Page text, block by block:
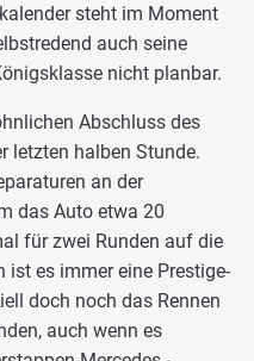
steht im Moment
auch seine
nicht planbar.
Abschluss des
letzten halben Stunde.
an der
das Auto etwa 20
für zwei Runden auf die
ist es immer eine Prestige-
doch noch das Rennen
auch wenn es